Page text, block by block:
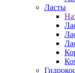
Ласты